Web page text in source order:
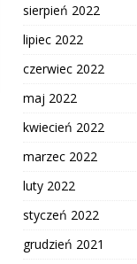
sierpień 2022
lipiec 2022
czerwiec 2022
maj 2022
kwiecień 2022
marzec 2022
luty 2022
styczeń 2022
grudzień 2021